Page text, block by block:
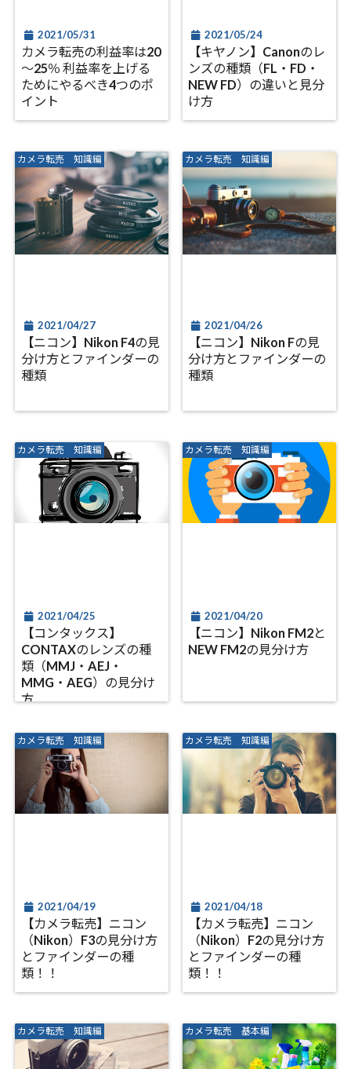
2021/05/31
カメラ転売の利益率は20
～25％ 利益率を上げる
ためにやるべき4つのポ
イント
2021/05/24
【キヤノン】Canonのレ
ンズの種類（FL・FD・
NEW FD）の違いと見分
け方
カメラ転売 知識編
2021/04/27
【ニコン】Nikon F4の見
分け方とファインダーの
種類
カメラ転売 知識編
2021/04/26
【ニコン】Nikon Fの見
分け方とファインダーの
種類
カメラ転売 知識編
2021/04/25
【コンタックス】
CONTAXのレンズの種
類（MMJ・AEJ・
MMG・AEG）の見分け
方
カメラ転売 知識編
2021/04/20
【ニコン】Nikon FM2と
NEW FM2の見分け方
カメラ転売 知識編
2021/04/19
【カメラ転売】ニコン
（Nikon）F3の見分け方
とファインダーの種
類！！
カメラ転売 知識編
2021/04/18
【カメラ転売】ニコン
（Nikon）F2の見分け方
とファインダーの種
類！！
カメラ転売 知識編 カメラ転売 基本編